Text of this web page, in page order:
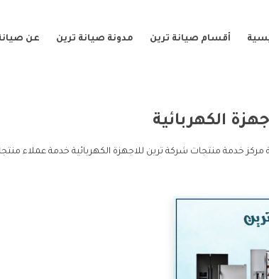
أقسام صيانة ترين مدونة صيانة ترين عن
الكهربائية
مركز خدمة منتجات شركة ترين للاجهزة الكهربائية خدمة عملاء